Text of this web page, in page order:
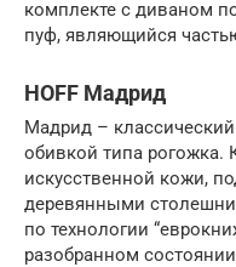
комплекте с диваном
пуф, являющийся
HOFF Мадрид
Мадрид –
обивкой типа рогожка.
искусственной кожи,
деревянными
по технологии
разобранном